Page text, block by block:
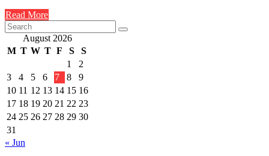
Read More
August 2026
M T W T F S
S
1
2
3
4 5 6 7 8
9
10 11 12 13 14 15 16
17 18 19 20 21 22 23
24 25 26 27 28 29 30
31
« Jun